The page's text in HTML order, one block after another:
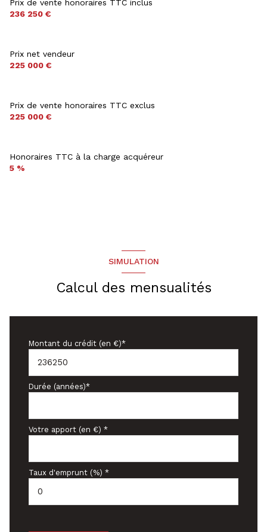
Prix de vente honoraires TTC inclus
236 250 €
Prix net vendeur
225 000 €
Prix de vente honoraires TTC exclus
225 000 €
Honoraires TTC à la charge acquéreur
5 %
SIMULATION
Calcul des mensualités
Montant du crédit (en €)*
Durée (années)*
Votre apport (en €) *
Taux d'emprunt (%) *